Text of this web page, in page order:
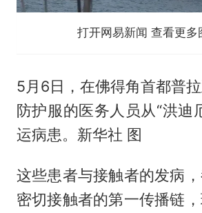
打开网易新闻 查看更多
5月6日，在佛得角首都普
防护服的医务人员从“洪迪
运病患。新华社 图
这些患者与接触者的发病
密切接触者的第一传播链